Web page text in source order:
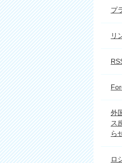
プ
リ
外
ス
ら
ロ